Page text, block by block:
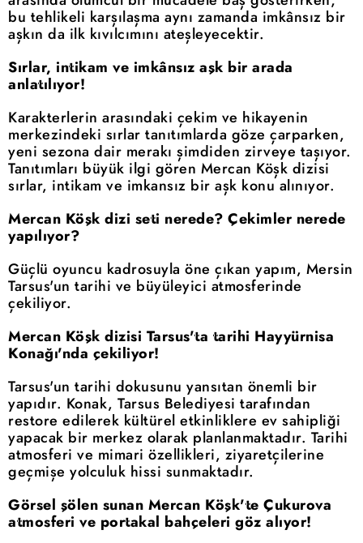
bu tehlikeli karşılaşma aynı zamanda imkânsız bir
aşkın da ilk kıvılcımını ateşleyecektir.
Sırlar, intikam ve imkânsız aşk bir arada
anlatılıyor!
Karakterlerin arasındaki çekim ve hikayenin
merkezindeki sırlar tanıtımlarda göze çarparken,
yeni sezona dair merakı şimdiden zirveye taşıyor.
Tanıtımları büyük ilgi gören Mercan Köşk dizisi
sırlar, intikam ve imkansız bir aşk konu alınıyor.
Mercan Köşk dizi seti nerede? Çekimler nerede
yapılıyor?
Güçlü oyuncu kadrosuyla öne çıkan yapım, Mersin
Tarsus'un tarihi ve büyüleyici atmosferinde
çekiliyor.
Mercan Köşk dizisi Tarsus'ta tarihi Hayyürnisa
Konağı'nda çekiliyor!
Tarsus'un tarihi dokusunu yansıtan önemli bir
yapıdır. Konak, Tarsus Belediyesi tarafından
restore edilerek kültürel etkinliklere ev sahipliği
yapacak bir merkez olarak planlanmaktadır. Tarihi
atmosferi ve mimari özellikleri, ziyaretçilerine
geçmişe yolculuk hissi sunmaktadır.
Görsel şölen sunan Mercan Köşk'te Çukurova
atmosferi ve portakal bahçeleri göz alıyor!